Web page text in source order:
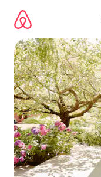
directement
contenu